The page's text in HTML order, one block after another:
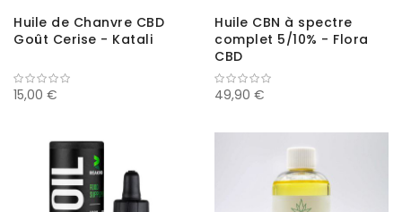
Huile de Chanvre CBD
Goût Cerise - Katali
15,00 €
Huile CBN à spectre
complet 5/10% - Flora
CBD
49,90 €